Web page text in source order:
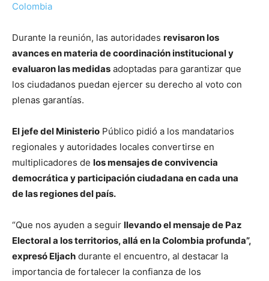
Colombia
Durante la reunión, las autoridades revisaron los
avances en materia de coordinación institucional y
evaluaron las medidas adoptadas para garantizar que
los ciudadanos puedan ejercer su derecho al voto con
plenas garantías.
El jefe del Ministerio Público pidió a los mandatarios
regionales y autoridades locales convertirse en
multiplicadores de los mensajes de convivencia
democrática y participación ciudadana en cada una
de las regiones del país.
“Que nos ayuden a seguir llevando el mensaje de Paz
Electoral a los territorios, allá en la Colombia profunda”,
expresó Eljach durante el encuentro, al destacar la
importancia de fortalecer la confianza de los